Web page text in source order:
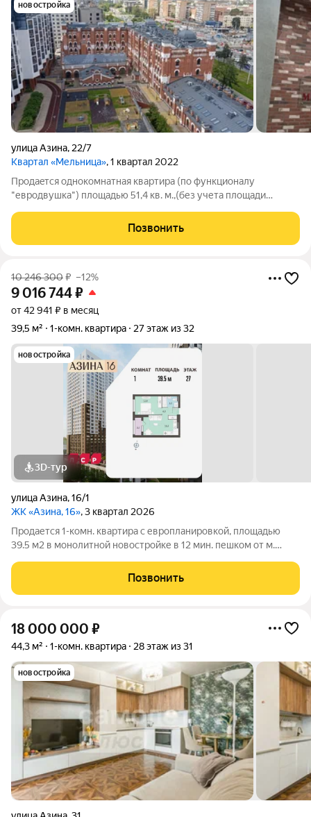
новостройка
улица Азина, 22/7
Квартал «Мельница», 1 квартал 2022
Прoдаeтся oднокoмнатная квapтиpa (по функционалу
"евродвушка") площадью 51,4 кв. м.,(без учета площади
в центре города. В квартире отделка под чистовую (от
застройщика), предусмотрены: кладовая
Позвонить
10 246 300₽ –12%
9 016 744₽
от 42 941 ₽ в месяц
39,5 м²
1-комн. квартира 27 этаж из 32
новостройка
3D-тур
улица Азина,16/1
ЖК «Азина, 16», 3 квартал 2026
Продается 1-комн. квартира с европланировкой, площадью
39.5 м2 в монолитной новостройке в 12 мин. пешком от м.
ипотечных средств, есть военная ипотека. Жилая площадь 13
м2, кухня 16.3 м2, отделка
Позвонить
18 000 000 ₽
44,3 м² 1-комн. квартира 28 этаж из 31
новостройка